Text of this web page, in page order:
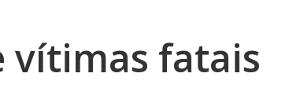
vítimas fatais